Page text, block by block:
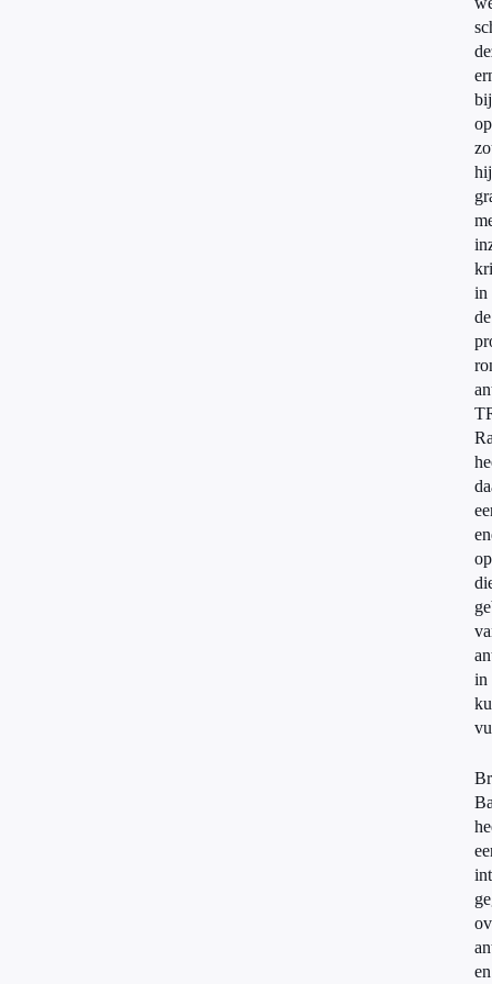
hij
in
de
in
en